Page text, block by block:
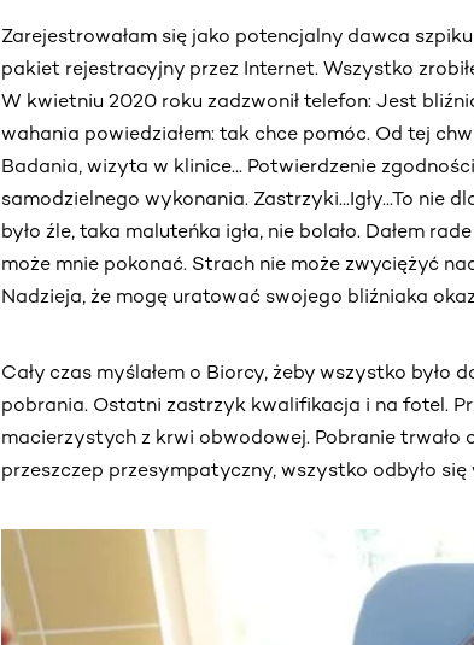
Zarejestrowałam się jako potencjalny dawca
pakiet rejestracyjny przez Internet. Wszystko
W kwietniu 2020 roku zadzwonił telefon: Jest
wahania powiedziałem: tak chce pomóc. Od tej
Badania, wizyta w klinice... Potwierdzenie
samodzielnego wykonania. Zastrzyki...Igły...To nie
było źle, taka maluteńka igła, nie bolało. Dałem
może mnie pokonać. Strach nie może zwyciężyć
Nadzieja, że mogę uratować swojego bliźniaka
Cały czas myślałem o Biorcy, żeby wszystko było
pobrania. Ostatni zastrzyk kwalifikacja i na fotel.
macierzystych z krwi obwodowej. Pobranie trwało
przeszczep przesympatyczny, wszystko odbyło się